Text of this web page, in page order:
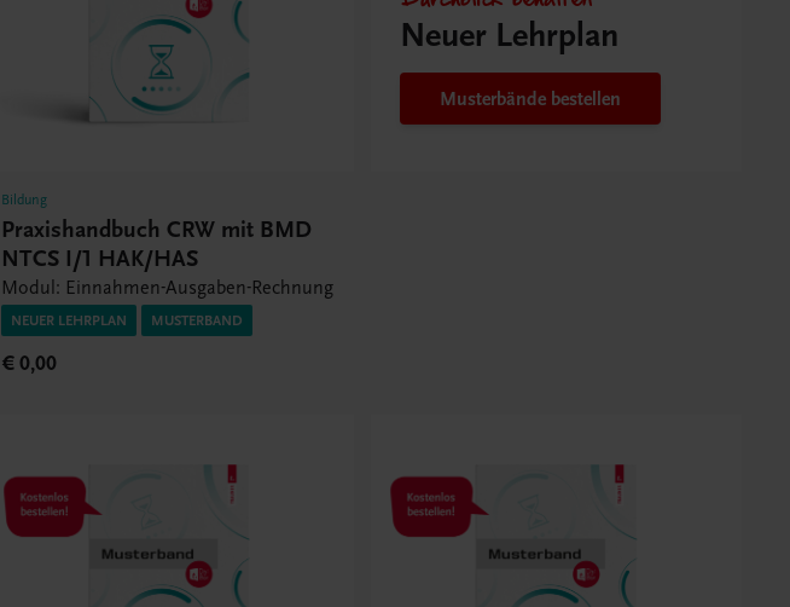
Bildung
Praxishandbuch CRW mit BMD
NTCS I/1 HAK/HAS
Modul: Einnahmen-Ausgaben-Rechnung
NEUER LEHRPLAN MUSTERBAND
€ 0,00
Neuer Lehrplan
Musterbände bestellen